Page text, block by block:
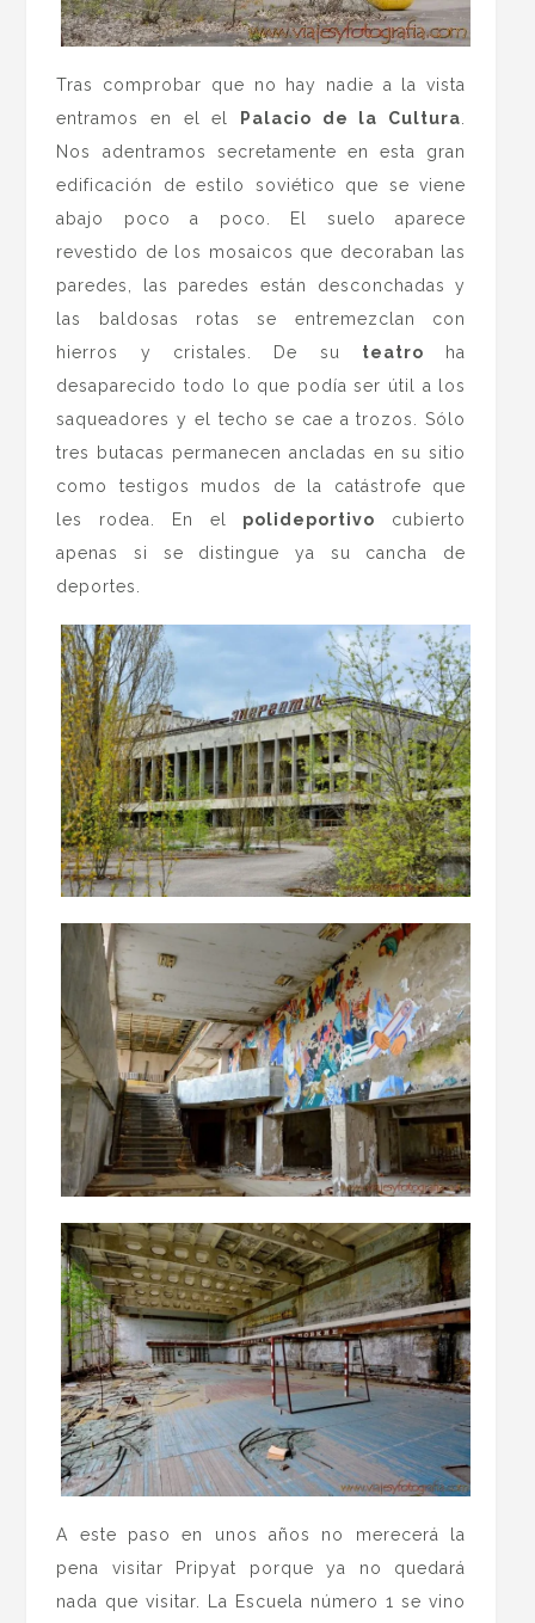
Tras comprobar que no hay nadie a la vista
entramos en el el
Palacio de la Cultura
Nos adentramos secretamente en esta gran
edificación de estilo soviético que se viene
abajo poco a poco. El suelo aparece
revestido de los mosaicos que decoraban las
paredes, las paredes están desconchadas y
las baldosas rotas se entremezclan con
hierros y cristales. De su teatro ha
desaparecido todo lo que podía ser útil a los
saqueadores y el techo se cae a trozos. Sólo
tres butacas permanecen ancladas en su sitio
como testigos mudos de la catástrofe que
les rodea. En el polideportivo cubierto
apenas si se distingue ya su cancha de
deportes.
A este paso en unos años no merecerá la
pena visitar Pripyat porque ya no quedará
nada que visitar. La Escuela número 1 se vino